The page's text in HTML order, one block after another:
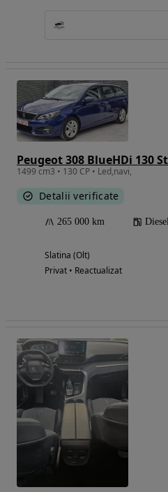
1499 cm3 • 130 CP • Led,navi,
Detalii verificate
265 000 km Diesel
Slatina (Olt)
Privat • Reactualizat